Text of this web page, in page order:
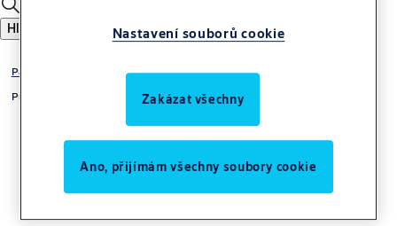
Hledat
Padací lišty | Zvuková izolace a ochrana proti průvanu
Pro skleněné dveře
Nastavení souborů cookie
Zakázat všechny
Ano, přijímám všechny soubory cookie